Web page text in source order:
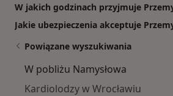
W jakich godzinach przyjmuje
Jakie ubezpieczenia akceptuje
Powiązane wyszukiwania
W pobliżu Namysłowa
Kardiolodzy w Wrocławiu